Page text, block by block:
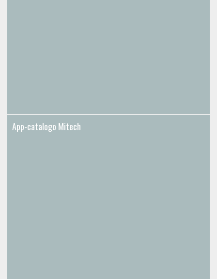
App-catalogo Mitech
App-catalogo Mitech